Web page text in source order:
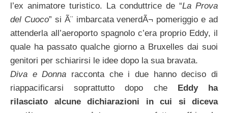
l’ex animatore turistico. La conduttrice de “La Prova
del Cuoco” si Ã¨ imbarcata venerdÃ¬ pomeriggio e ad
attenderla all’aeroporto spagnolo c’era proprio Eddy, il
quale ha passato qualche giorno a Bruxelles dai suoi
genitori per schiarirsi le idee dopo la sua bravata.
Diva e Donna racconta che i due hanno deciso di
riappacificarsi soprattutto dopo che Eddy ha
rilasciato alcune dichiarazioni in cui si diceva